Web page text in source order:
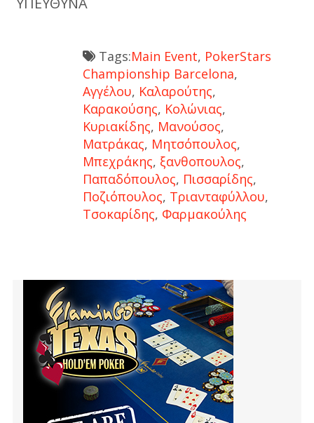
Tags:Main Event, PokerStars
Championship Barcelona,
Αγγέλου, Καλαρούτης,
Καρακούσης, Κολώνιας,
Κυριακίδης, Μανούσος,
Ματράκας, Μητσόπουλος,
Μπεχράκης, ξανθοπουλος,
Παπαδόπουλος, Πισσαρίδης,
Ποζιόπουλος, Τριανταφύλλου,
Τσοκαρίδης, Φαρμακούλης